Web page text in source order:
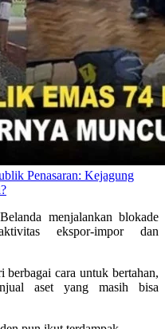
Penasaran: Kejagung
menjalankan blokade
ekspor-impor dan
berbagai cara untuk bertahan,
aset yang masih bisa